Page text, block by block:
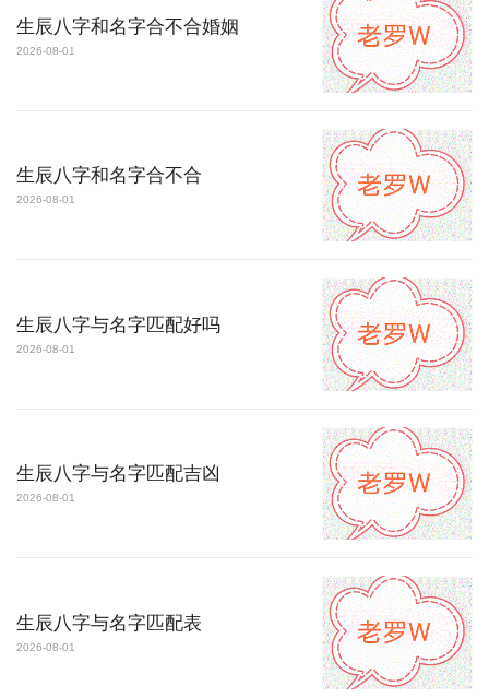
生辰八字和名字合不合婚姻
2026-08-01
生辰八字和名字合不合
2026-08-01
生辰八字与名字匹配好吗
2026-08-01
生辰八字与名字匹配吉凶
2026-08-01
生辰八字与名字匹配表
2026-08-01